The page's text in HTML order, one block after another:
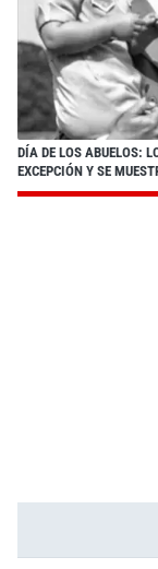
DÍA DE LOS ABUELOS:
EXCEPCIÓN Y SE